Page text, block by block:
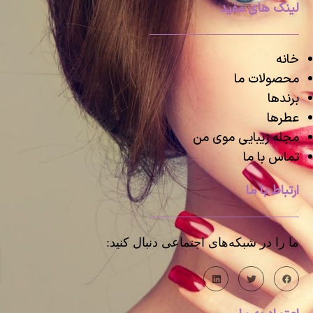
لینک های مفید
خانه
محصولات ما
برندها
عطرها
مجله زیبایی موی من
تماس با ما
ارتباط با ما
ما را در شبکه‌های اجتماعی دنبال کنید: